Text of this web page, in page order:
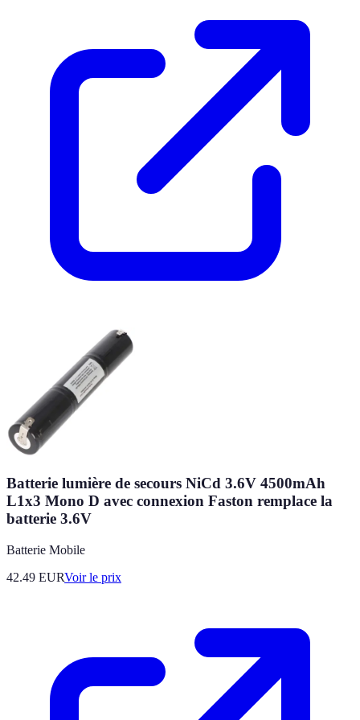
Batterie lumière de secours NiCd 3.6V 4500mAh
L1x3 Mono D avec connexion Faston remplace la
batterie 3.6V
Batterie Mobile
42.49 EURVoir le prix